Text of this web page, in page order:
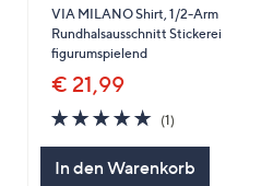
VIA MILANO Shirt, 1/2-Arm
Rundhalsausschnitt Stickerei
figurumspielend
€ 21,99
5.0
von
(1)1
In den Warenkorb